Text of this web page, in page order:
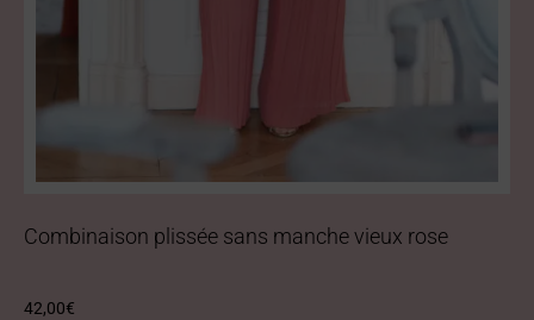
Combinaison plissée sans manche vieux rose
42,00€